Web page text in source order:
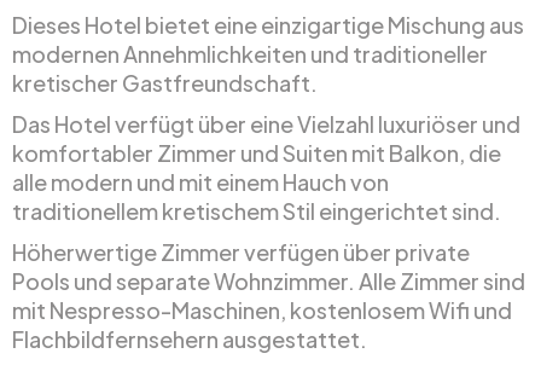
Dieses Hotel bietet eine einzigartige Mischung aus
modernen Annehmlichkeiten und traditioneller
kretischer Gastfreundschaft.
Das Hotel verfügt über eine Vielzahl luxuriöser und
komfortabler Zimmer und Suiten mit Balkon, die
alle modern und mit einem Hauch von
traditionellem kretischem Stil eingerichtet sind.
Höherwertige Zimmer verfügen über private
Pools und separate Wohnzimmer. Alle Zimmer sind
mit Nespresso-Maschinen, kostenlosem Wifi und
Flachbildfernsehern ausgestattet.